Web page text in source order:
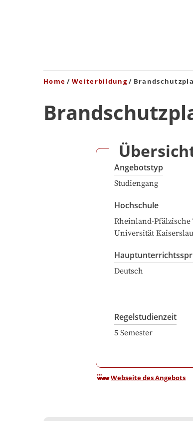
Home Weiterbildung
Angebotstyp
Studiengang
Hochschule
Rheinland-Pfälzische
Universität
Deutsch
Regelstudienzeit
5 Semester
Webseite des Angebots